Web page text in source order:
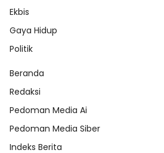
Ekbis
Gaya Hidup
Politik
Beranda
Redaksi
Pedoman Media Ai
Pedoman Media Siber
Indeks Berita